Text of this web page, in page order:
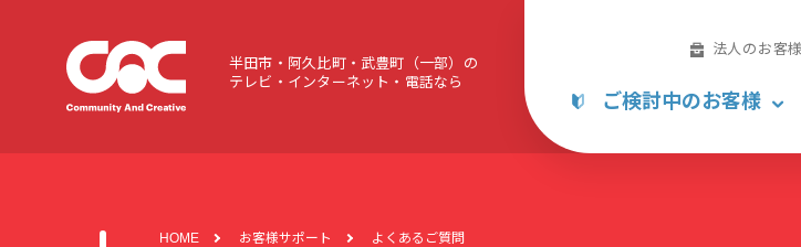
半田市・阿久比町・武豊町（一部）の
テレビ・インターネット・電話なら
法人のお客様
ご検討中のお客様
HOME お客様サポート よくあるご質問